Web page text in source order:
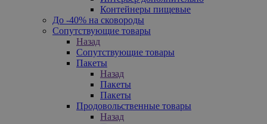
Контейнеры пищевые
До -40% на сковороды
Сопутствующие товары
Назад
Сопутствующие товары
Пакеты
Назад
Пакеты
Пакеты
Продовольственные товары
Назад